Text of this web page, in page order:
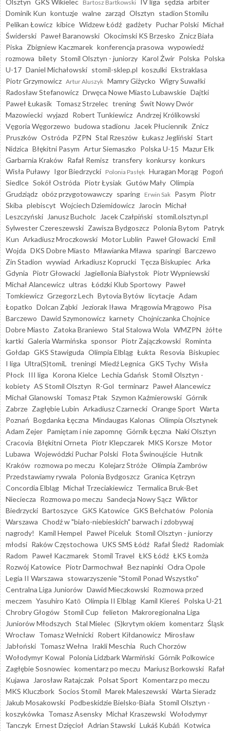
Bartosz Bartkowski
Dominik Kun kontuzje walne zarząd Olsztyn stadion Stomilu
Pelikan Łowicz kibice Widzew Łódź gadżety Puchar Polski Michał
Świderski Paweł Baranowski Okocimski KS Brzesko Znicz Biała
Piska Zbigniew Kaczmarek konferencja prasowa wypowiedź
rozmowa bilety Stomil Olsztyn - juniorzy Karol Żwir Polska Polska
U-17 Daniel Michałowski stomil-sklep.pl koszulki Ekstraklasa
Piotr Grzymowicz Artur Aluszyk Mamry Giżycko Wigry Suwałki
Radosław Stefanowicz Drwęca Nowe Miasto Lubawskie Dajtki
Paweł Łukasik Tomasz Strzelec trening Świt Nowy Dwór
Mazowiecki wyjazd Robert Tunkiewicz Andrzej Królikowski
Vęgoria Węgorzewo budowa stadionu Jacek Płuciennik Znicz
Pruszków Ostróda PZPN Stal Rzeszów Łukasz Jegliński Start
Nidzica Błękitni Pasym Artur Siemaszko Polska U-15 Mazur Ełk
Garbarnia Kraków Rafał Remisz transfery konkursy konkurs
Wisła Puławy Igor Biedrzycki Polonia Pasłęk Huragan Morąg Pogoń
Siedlce Sokół Ostróda Piotr Łysiak Gutów Mały Olimpia
Grudziądz obóz przygotowawczy sparing Erwin Sak Pasym Piotr
Skiba plebiscyt Wojciech Dziemidowicz Jarocin Michał
Leszczyński
Janusz Bucholc Jacek Czałpiński stomil.olsztyn.pl
Sylwester Czereszewski Zawisza Bydgoszcz Polonia Bytom Patryk
Kun Arkadiusz Mroczkowski Motor Lublin Paweł Głowacki Emil
Wojda DKS Dobre Miasto Mławianka Mława sparingi Barczewo
Zin Stadion wywiad Arkadiusz Koprucki Tęcza Biskupiec Arka
Gdynia Piotr Głowacki Jagiellonia Białystok Piotr Wypniewski
Michał Alancewicz ultras Łódzki Klub Sportowy Paweł
Tomkiewicz Grzegorz Lech Bytovia Bytów licytacje Adam
Łopatko Dolcan Ząbki Jeziorak Iława Mrągowia Mrągowo Pisa
Barczewo Dawid Szymonowicz karnety Chojniczanka Chojnice
Dobre Miasto Zatoka Braniewo Stal Stalowa Wola WMZPN żółte
kartki Galeria Warmińska sponsor Piotr Zajączkowski Rominta
Gołdap GKS Stawiguda Olimpia Elbląg Łukta Resovia Biskupiec
I liga Ultra(S)tomiL treningi Miedź Legnica GKS Tychy Wisła
Płock III liga Korona Kielce Lechia Gdańsk Stomil Olsztyn -
kobiety AS Stomil Olsztyn R-Gol terminarz Paweł Alancewicz
Michał Glanowski Tomasz Ptak Szymon Kaźmierowski Górnik
Zabrze Zagłębie Lubin Arkadiusz Czarnecki Orange Sport Warta
Poznań Bogdanka Łęczna Mindaugas Kalonas Olimpia Olsztynek
Adam Zejer Pamiętam i nie zapomnę Górnik Łęczna Naki Olsztyn
Cracovia Błękitni Orneta Piotr Klepczarek MKS Korsze Motor
Lubawa Wojewódzki Puchar Polski Flota Świnoujście Hutnik
Kraków rozmowa po meczu Kolejarz Stróże Olimpia Zambrów
Przedstawiamy rywala Polonia Bydgoszcz Granica Kętrzyn
Concordia Elbląg Michał Trzeciakiewicz Termalica Bruk-Bet
Nieciecza Rozmowa po meczu Sandecja Nowy Sącz Wiktor
Biedrzycki Bartoszyce GKS Katowice GKS Bełchatów Polonia
Warszawa Chodź w "biało-niebieskich" barwach i zdobywaj
nagrody!
Kamil Hempel Paweł Piceluk Stomil Olsztyn - juniorzy
młodsi Raków Częstochowa UKS SMS Łódź Rafał Śledź Radomiak
Radom Paweł Kaczmarek Stomil Travel ŁKS Łódź ŁKS Łomża
Rozwój Katowice Piotr Darmochwał Bez napinki Odra Opole
Legia II Warszawa stowarzyszenie "Stomil Ponad Wszystko"
Centralna Liga Juniorów Dawid Mieczkowski Rozmowa przed
meczem Yasuhiro Katō Olimpia II Elbląg Kamil Kiereś Polska U-21
Chrobry Głogów Stomil Cup felieton Makroregionalna Liga
Juniorów Młodszych Stal Mielec (S)krytym okiem komentarz Śląsk
Wrocław Tomasz Wełnicki Robert Kiłdanowicz Mirosław
Jabłoński Tomasz Wełna Irakli Meschia Ruch Chorzów
Wołodymyr Kowal Polonia Lidzbark Warmiński Górnik Polkowice
Zagłębie Sosnowiec komentarz po meczu Mariusz Borkowski Rafał
Kujawa
Jarosław Ratajczak Polsat Sport Komentarz po meczu
MKS Kluczbork Socios Stomil Marek Maleszewski Warta Sieradz
Jakub Mosakowski Podbeskidzie Bielsko-Biała Stomil Olsztyn -
koszykówka Tomasz Asensky Michał Kraszewski Wołodymyr
Tanczyk Ernest Dzięcioł Adrian Stawski Lukáš Kubáň Kotwica